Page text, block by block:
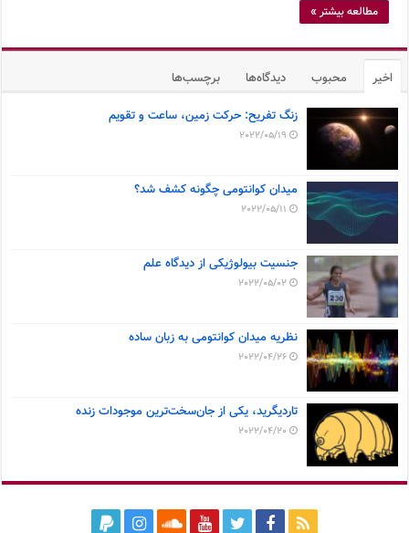
مطالعه بیشتر »
اخیر محبوب دیدگاه‌ها برچسب‌ها
زنگ تفریح: حرکت زمین، ساعت و تقویم
2022/05/19
میدان کوانتومی چگونه کشف شد؟
2022/05/11
جنسیت بیولوژیکی از دیدگاه علم
2022/05/02
نظریه میدان کوانتومی به زبان ساده
2022/04/26
تاردیگرید، یکی از جان‌سخت‌ترین موجودات زنده
2022/04/20